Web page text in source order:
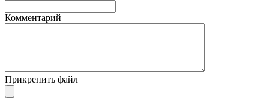
Комментарий
Прикрепить файл